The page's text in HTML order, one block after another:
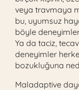
veya travmaya
bu, uyumsuz
böyle
Ya da taciz,
deneyimler
bozukluğuna
Maladaptive